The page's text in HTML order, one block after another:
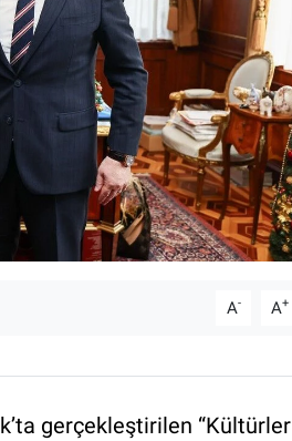
A- A+
gerçekleştirilen “Kültürler